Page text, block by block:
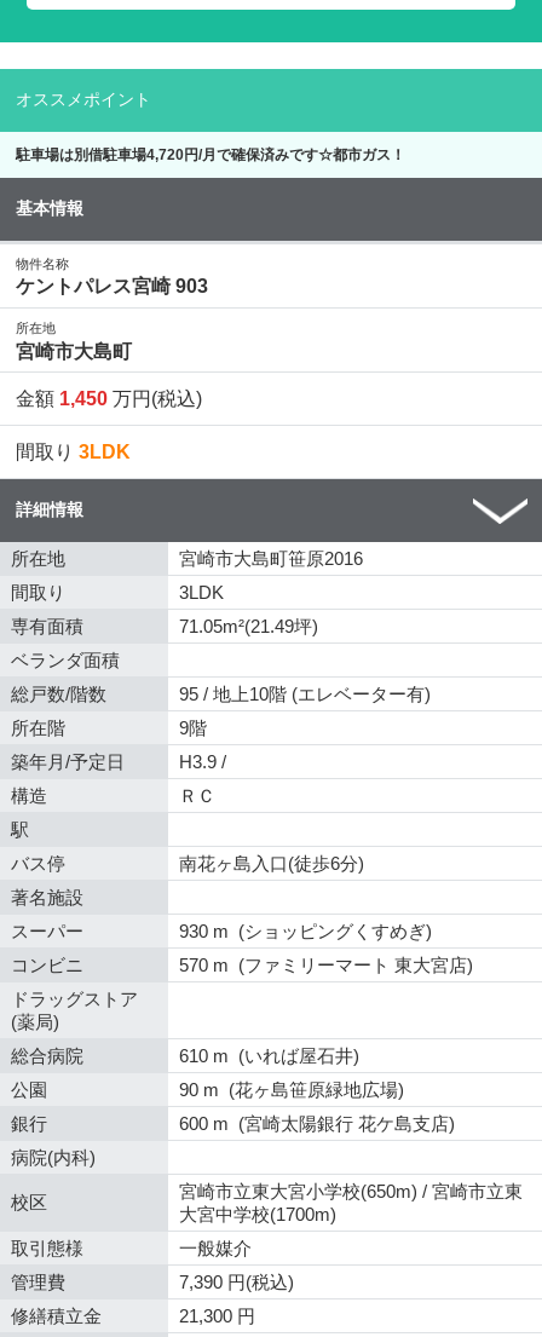
オススメポイント
駐車場は別借駐車場4,720円/月で確保済みです☆都市ガス！
基本情報
物件名称
ケントパレス宮崎 903
所在地
宮崎市大島町
金額 1,450 万円(税込)
間取り3LDK
詳細情報
所在地
宮崎市大島町笹原2016
間取り
3LDK
専有面積
71.05m²(21.49坪)
ベランダ面積
総戸数/階数
95 / 地上10階 (エレベーター有)
所在階
9階
築年月/予定日
H3.9 /
構造
ＲＣ
駅
バス停
南花ヶ島入口(徒歩6分)
著名施設
スーパー
930 m (ショッピングくすめぎ)
コンビニ
570 m (ファミリーマート 東大宮店)
ドラッグストア
(薬局)
総合病院
610 m (いれば屋石井)
公園
90 m (花ヶ島笹原緑地広場)
銀行
600 m (宮崎太陽銀行 花ケ島支店)
病院(内科)
校区
宮崎市立東大宮小学校(650m) / 宮崎市立東
大宮中学校(1700m)
取引態様
一般媒介
管理費
7,390 円(税込)
修繕積立金
21,300 円